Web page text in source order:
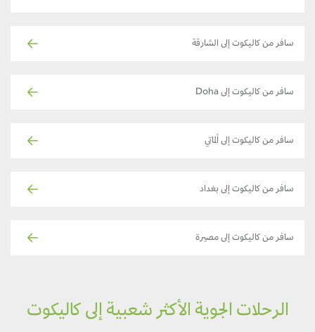
سافر من كاليكوت إلى الشارقة
سافر من كاليكوت إلى Doha
سافر من كاليكوت إلى ألماتي
سافر من كاليكوت إلى بغداد
سافر من كاليكوت إلى مصيرة
الرحلات الجوية الأكثر شعبية إلى كاليكوت